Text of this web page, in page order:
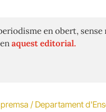
en obert,
aquest editorial.